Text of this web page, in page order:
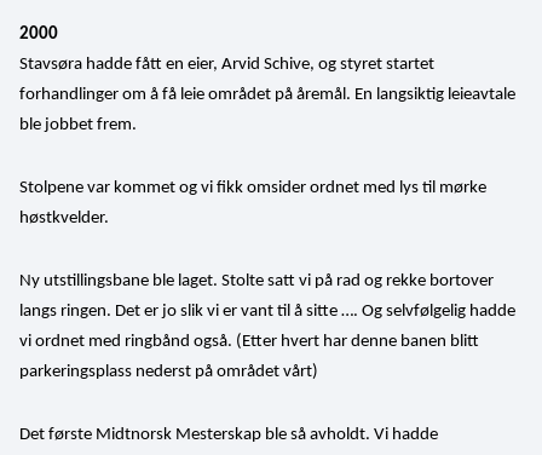
2000
Stavsøra hadde fått en eier, Arvid Schive, og styret startet
forhandlinger om å få leie området på åremål. En langsiktig leieavtale
ble jobbet frem.
Stolpene var kommet og vi fikk omsider ordnet med lys til mørke
høstkvelder.
Ny utstillingsbane ble laget. Stolte satt vi på rad og rekke bortover
langs ringen. Det er jo slik vi er vant til å sitte …. Og selvfølgelig hadde
vi ordnet med ringbånd også. (Etter hvert har denne banen blitt
parkeringsplass nederst på området vårt)
Det første Midtnorsk Mesterskap ble så avholdt. Vi hadde